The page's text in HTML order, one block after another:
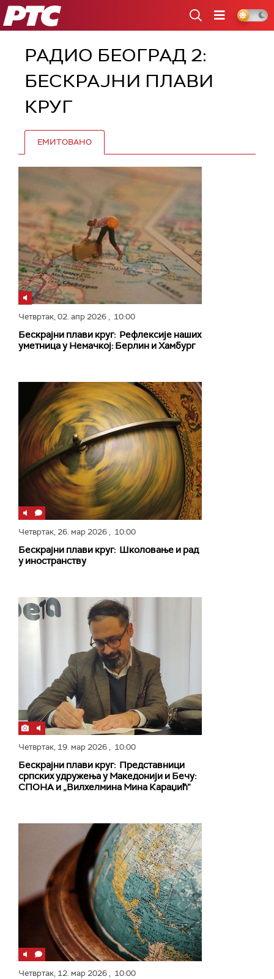
РТС
РАДИО БЕОГРАД 2:
БЕСКРАЈНИ ПЛАВИ
КРУГ
ЕМИТОВАНО
Четвртак,02. апр 2026, 10:00
Бескрајни плави круг: Рефлексије наших
уметница у Немачкој: Берлин и Хамбург
Четвртак,26. мар 2026, 10:00
Бескрајни плави круг: Школовање и рад
у иностранству
Четвртак, 19. мар 2026, 10:00
Бескрајни плави круг: Представници
српских удружења у Македонији и Бечу:
СПОНА и „Вилхелмина Мина Караџић”
Четвртак, 12. мар 2026, 10:00